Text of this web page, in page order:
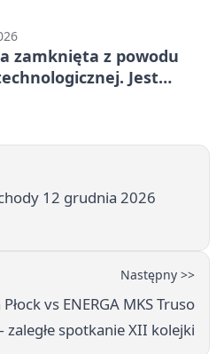
zamknięta z powodu
Jest
12 grudnia 2026
Następny >>
vs ENERGA MKS Truso
spotkanie XII kolejki